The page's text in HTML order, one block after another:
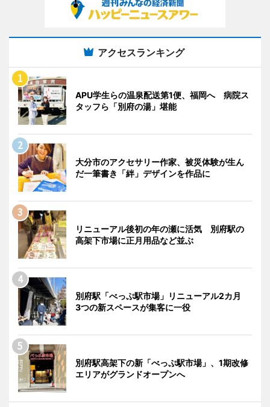
アクセスランキング
APU学生らの温泉配送第1便、福岡へ 病院ス
タッフら「別府の湯」堪能
大分市のアクセサリー作家、被災体験が生ん
だ一筆書き「絆」デザインを作品に
リニューアル後初の年の瀬に活気 別府駅の
高架下市場に正月用品など並ぶ
別府駅「べっぷ駅市場」リニューアル2カ月
3つの新スペースが集客に一役
別府駅高架下の新「べっぷ駅市場」、1期改修
エリアがグランドオープンへ